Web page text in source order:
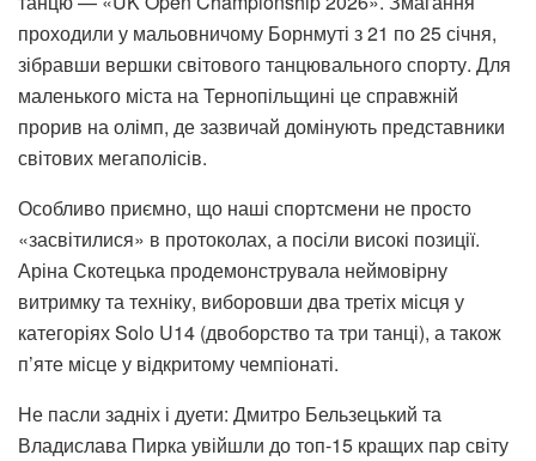
проходили у мальовничому Борнмуті з 21 по 25 січня,
зібравши вершки світового танцювального спорту. Для
маленького міста на Тернопільщині це справжній
прорив на олімп, де зазвичай домінують представники
світових мегаполісів.
Особливо приємно, що наші спортсмени не просто
«засвітилися» в протоколах, а посіли високі позиції.
Аріна Скотецька продемонструвала неймовірну
витримку та техніку, виборовши два третіх місця у
категоріях Solo U14 (двоборство та три танці), а також
п’яте місце у відкритому чемпіонаті.
Не пасли задніх і дуети: Дмитро Бельзецький та
Владислава Пирка увійшли до топ-15 кращих пар світу